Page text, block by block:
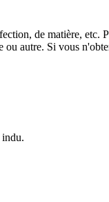
de matière, etc.
ou autre. Si vous
indu.